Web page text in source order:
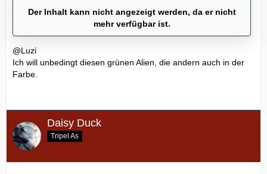
Der Inhalt kann nicht angezeigt werden, da er nicht
mehr verfügbar ist.
@Luzi
Ich will unbedingt diesen grünen Alien, die andern auch in der
Farbe.
Daisy Duck
Tripel As